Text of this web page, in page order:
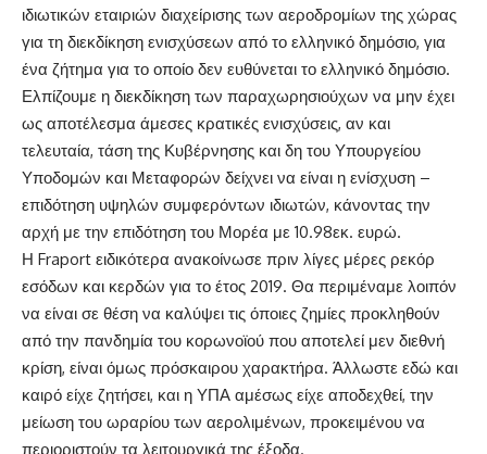
ιδιωτικών εταιριών διαχείρισης των αεροδρομίων της χώρας
για τη διεκδίκηση ενισχύσεων από το ελληνικό δημόσιο, για
ένα ζήτημα για το οποίο δεν ευθύνεται το ελληνικό δημόσιο.
Ελπίζουμε η διεκδίκηση των παραχωρησιούχων να μην έχει
ως αποτέλεσμα άμεσες κρατικές ενισχύσεις, αν και
τελευταία, τάση της Κυβέρνησης και δη του Υπουργείου
Υποδομών και Μεταφορών δείχνει να είναι η ενίσχυση –
επιδότηση υψηλών συμφερόντων ιδιωτών, κάνοντας την
αρχή με την επιδότηση του Μορέα με 10.98εκ. ευρώ.
Η Fraport ειδικότερα ανακοίνωσε πριν λίγες μέρες ρεκόρ
εσόδων και κερδών για το έτος 2019. Θα περιμέναμε λοιπόν
να είναι σε θέση να καλύψει τις όποιες ζημίες προκληθούν
από την πανδημία του κορωνοϊού που αποτελεί μεν διεθνή
κρίση, είναι όμως πρόσκαιρου χαρακτήρα. Άλλωστε εδώ και
καιρό είχε ζητήσει, και η ΥΠΑ αμέσως είχε αποδεχθεί, την
μείωση του ωραρίου των αερολιμένων, προκειμένου να
περιοριστούν τα λειτουργικά της έξοδα.